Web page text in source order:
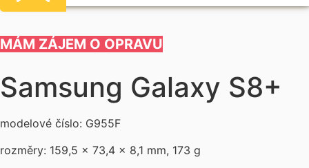
MÁM ZÁJEM O OPRAVU
Samsung Galaxy S8+
modelové číslo: G955F
rozměry: 159,5 × 73,4 × 8,1 mm, 173 g